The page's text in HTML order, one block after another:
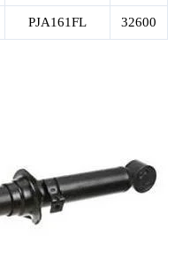
PJA161FL 32600